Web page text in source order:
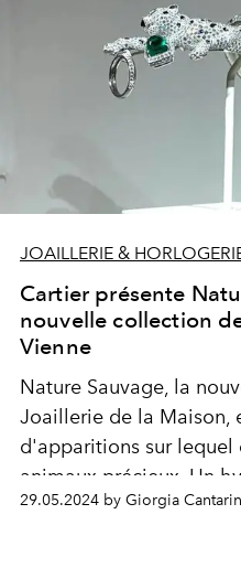
JOAILLERIE &
Cartier présente
nouvelle collection
Vienne
Nature Sauvage, la
Joaillerie de la Maison,
d'apparitions sur lequel
animaux précieux. Un
sauvage : un véritable «
29.05.2024 by Giorgia